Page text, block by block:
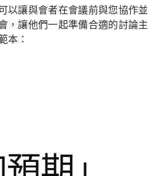
以讓與會者在會議前與您協作並
，讓他們一起準備合適的討論主
本：